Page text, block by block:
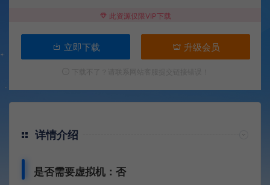
此资源仅限VIP下载
立即下载 升级会员
详情介绍
是否需要虚拟机：否